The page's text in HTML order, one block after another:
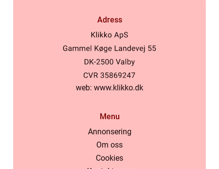
Adress
web: www.klikko.dk
Menu
Annonsering
Om oss
Cookies